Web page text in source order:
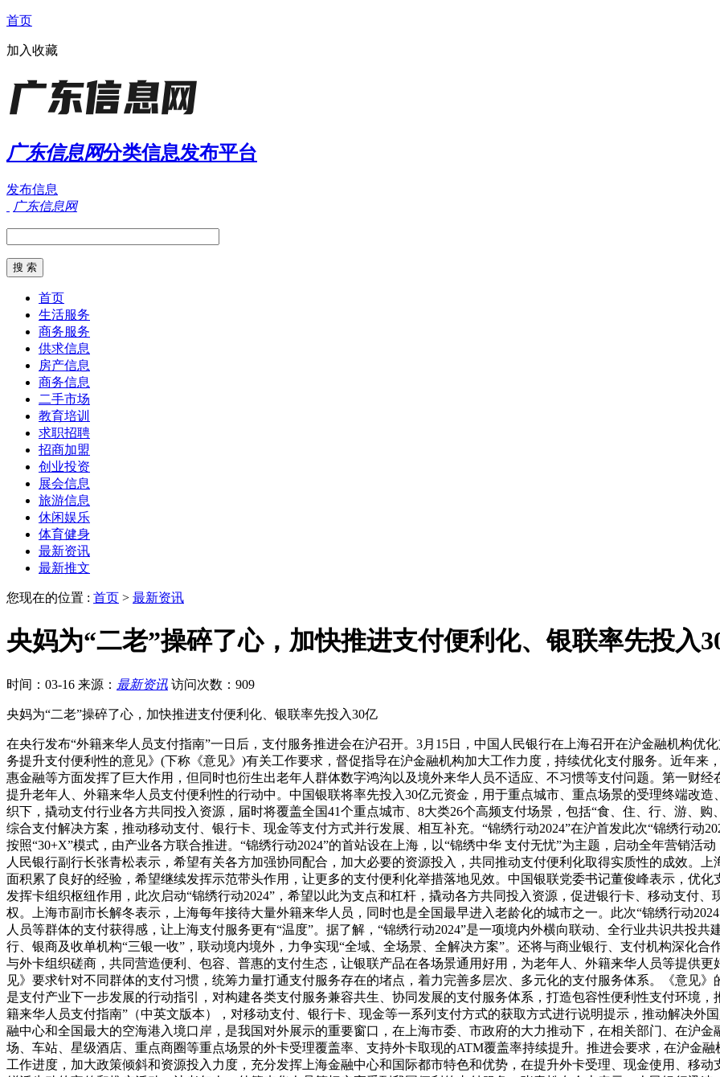
首页
加入收藏
广东信息网分类信息发布平台
发布信息
广东信息网
首页
生活服务
商务服务
供求信息
房产信息
商务信息
二手市场
教育培训
求职招聘
招商加盟
创业投资
展会信息
旅游信息
休闲娱乐
体育健身
最新资讯
最新推文
您现在的位置 : 首页 > 最新资讯
央妈为“二老”操碎了心，加快推进支付便利化、银联率先投入
时间：03-16 来源： 最新资讯 访问次数：909
央妈为“二老”操碎了心，加快推进支付便利化、银联率先投入30亿
在央行发布“外籍来华人员支付指南”一日后，支付服务推进会在沪召开。3月15日，中国人民银行在上海召开在沪金融机构优
务提升支付便利性的意见》(下称《意见》)有关工作要求，督促指导在沪金融机构加大工作力度，持续优化支付服务。近年来
惠金融等方面发挥了巨大作用，但同时也衍生出老年人群体数字鸿沟以及境外来华人员不适应、不习惯等支付问题。第一财
提升老年人、外籍来华人员支付便利性的行动中。中国银联将率先投入30亿元资金，用于重点城市、重点场景的受理终端改
织下，撬动支付行业各方共同投入资源，届时将覆盖全国41个重点城市、8大类26个高频支付场景，包括“食、住、行、游、
综合支付解决方案，推动移动支付、银行卡、现金等支付方式并行发展、相互补充。“锦绣行动2024”在沪首发此次“锦绣行动
按照“30+X”模式，由产业各方联合推进。“锦绣行动2024”的首站设在上海，以“锦绣中华 支付无忧”为主题，启动全年营销活
人民银行副行长张青松表示，希望有关各方加强协同配合，加大必要的资源投入，共同推动支付便利化取得实质性的成效。
面积累了良好的经验，希望继续发挥示范带头作用，让更多的支付便利化举措落地见效。中国银联党委书记董俊峰表示，优
发挥卡组织枢纽作用，此次启动“锦绣行动2024”，希望以此为支点和杠杆，撬动各方共同投入资源，促进银行卡、移动支付
权。上海市副市长解冬表示，上海每年接待大量外籍来华人员，同时也是全国最早进入老龄化的城市之一。此次“锦绣行动
人员等群体的支付获得感，让上海支付服务更有“温度”。据了解，“锦绣行动2024”是一项境内外横向联动、全行业共识共投
行、银商及收单机构“三银一收”，联动境内境外，力争实现“全域、全场景、全解决方案”。还将与商业银行、支付机构深化
与外卡组织磋商，共同营造便利、包容、普惠的支付生态，让银联产品在各场景通用好用，为老年人、外籍来华人员等提供
见》要求针对不同群体的支付习惯，统筹力量打通支付服务存在的堵点，着力完善多层次、多元化的支付服务体系。《意见
是支付产业下一步发展的行动指引，对构建各类支付服务兼容共生、协同发展的支付服务体系，打造包容性便利性支付环境
籍来华人员支付指南”（中英文版本），对移动支付、银行卡、现金等一系列支付方式的获取方式进行说明提示，推动解决外
融中心和全国最大的空海港入境口岸，是我国对外展示的重要窗口，在上海市委、市政府的大力推动下，在相关部门、在沪
场、车站、星级酒店、重点商圈等重点场景的外卡受理覆盖率、支持外卡取现的ATM覆盖率持续提升。推进会要求，在沪金
工作进度，加大政策倾斜和资源投入力度，充分发挥上海金融中心和国际都市特色和优势，在提升外卡受理、现金使用、移